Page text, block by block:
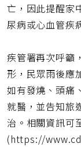
亡，因此提醒家
尿病或心血管疾
疾管署再次呼籲
形，民眾雨後應
如有發燒、頭痛
就醫，並告知旅
治。相關資訊可
(https://